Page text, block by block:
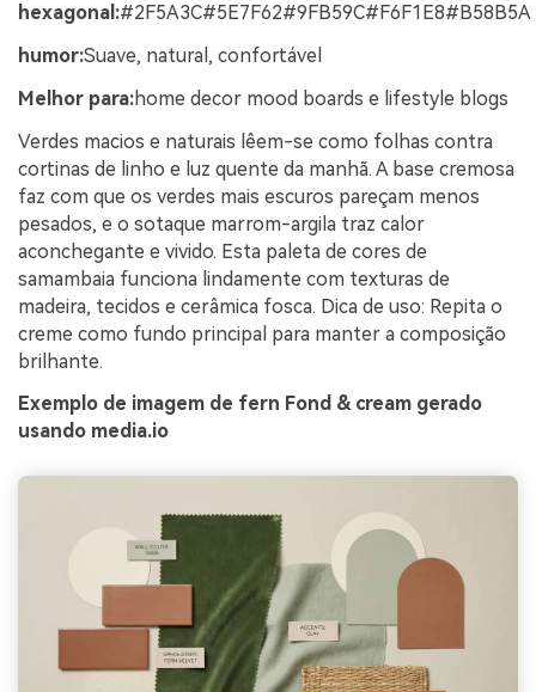
hexagonal:#2F5A3C#5E7F62#9FB59C#F6F1E8#B58B5A
humor:Suave, natural, confortável
Melhor para:home decor mood boards e lifestyle blogs
Verdes macios e naturais lêem-se como folhas contra
cortinas de linho e luz quente da manhã. A base cremosa
faz com que os verdes mais escuros pareçam menos
pesados, e o sotaque marrom-argila traz calor
aconchegante e vivido. Esta paleta de cores de
samambaia funciona lindamente com texturas de
madeira, tecidos e cerâmica fosca. Dica de uso: Repita o
creme como fundo principal para manter a composição
brilhante.
Exemplo de imagem de fern Fond & cream gerado
usando media.io